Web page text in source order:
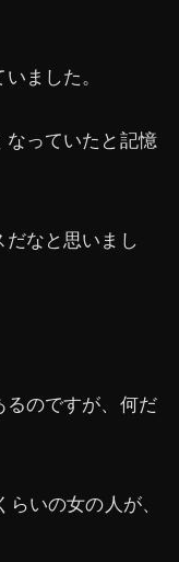
ました。
なっていたと記憶
だなと思いまし
るのですが、何だ
いの女の人が、